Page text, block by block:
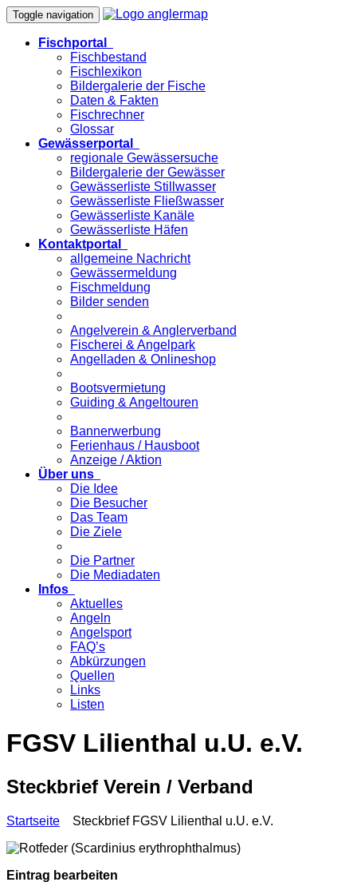
Toggle navigation
Fischportal
Fischbestand
Fischlexikon
Bildergalerie der Fische
Daten & Fakten
Fischrechner
Glossar
Gewässerportal
regionale Gewässersuche
Bildergalerie der Gewässer
Gewässerliste Stillwasser
Gewässerliste Fließwasser
Gewässerliste Kanäle
Gewässerliste Häfen
Kontaktportal
allgemeine Nachricht
Gewässermeldung
Fischmeldung
Bilder senden
Angelverein & Anglerverband
Fischerei & Angelpark
Angelladen & Onlineshop
Bootsvermietung
Guiding & Angeltouren
Bannerwerbung
Ferienhaus / Hausboot
Anzeige / Aktion
Über uns
Die Idee
Die Besucher
Das Team
Die Ziele
Die Partner
Die Mediadaten
Infos
Aktuelles
Angeln
Angelsport
FAQ’s
Abkürzungen
Quellen
Links
Listen
FGSV Lilienthal u.U. e.V.
Steckbrief Verein / Verband
Startseite Steckbrief FGSV Lilienthal u.U. e.V.
Eintrag bearbeiten